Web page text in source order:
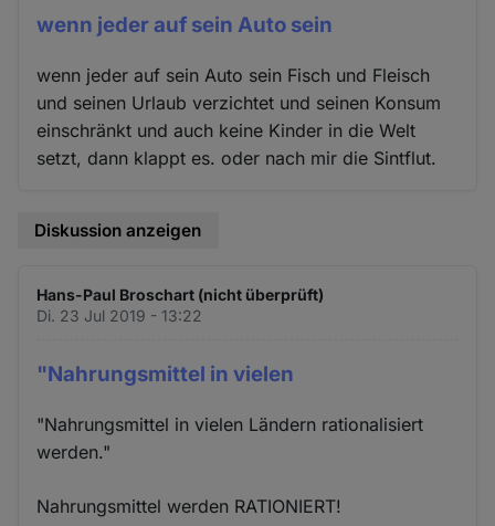
wenn jeder auf sein Auto sein
wenn jeder auf sein Auto sein Fisch und Fleisch
und seinen Urlaub verzichtet und seinen Konsum
einschränkt und auch keine Kinder in die Welt
setzt, dann klappt es. oder nach mir die Sintflut.
Diskussion anzeigen
Hans-Paul Broschart (nicht überprüft)
Di. 23 Jul 2019 - 13:22
"Nahrungsmittel in vielen
"Nahrungsmittel in vielen Ländern rationalisiert
werden."
Nahrungsmittel werden RATIONIERT!